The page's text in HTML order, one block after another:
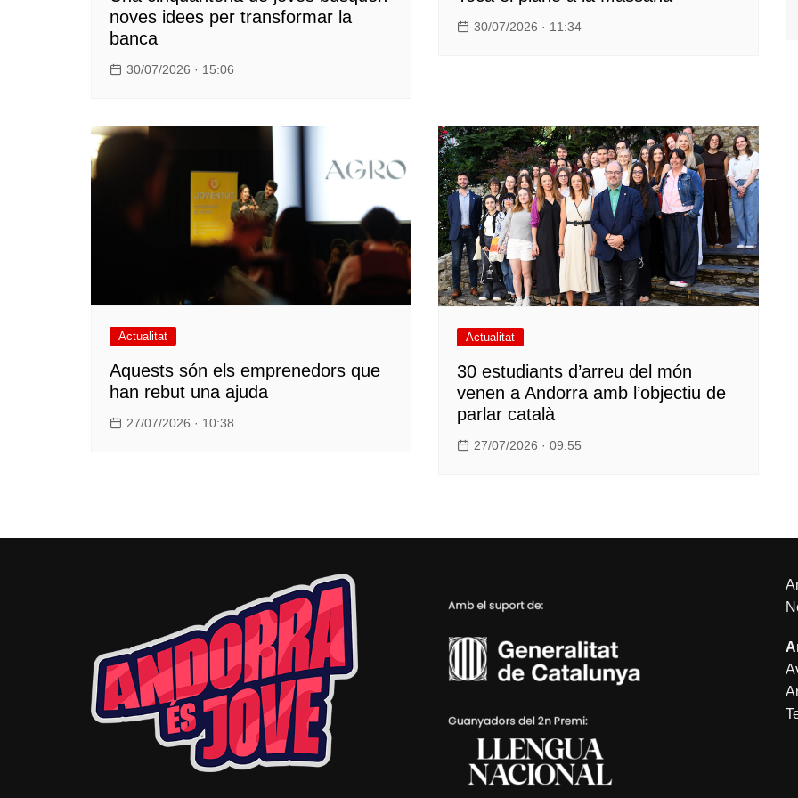
noves idees per transformar la
banca
30/07/2026 · 15:06
30/07/2026 · 11:34
Actualitat
Aquests són els emprenedors que
han rebut una ajuda
27/07/2026 · 10:38
Actualitat
30 estudiants d’arreu del món
venen a Andorra amb l’objectiu de
parlar català
27/07/2026 · 09:55